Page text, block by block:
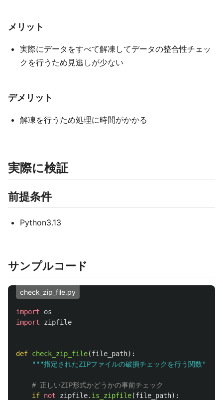
メリット
実際にデータをすべて解凍してデータの整合性チェッ
クを行うため見逃しが少ない
デメリット
解凍を行うため処理に時間がかかる
実際に検証
前提条件
Python3.13
サンプルコード
check_zip_file.py
import
os
import
zipfile
def check_zip_file(file_path):
"""指定されたZIPファイルの破損チェックを行う関数"""
if not zipfile. is_zipfile(file_path):